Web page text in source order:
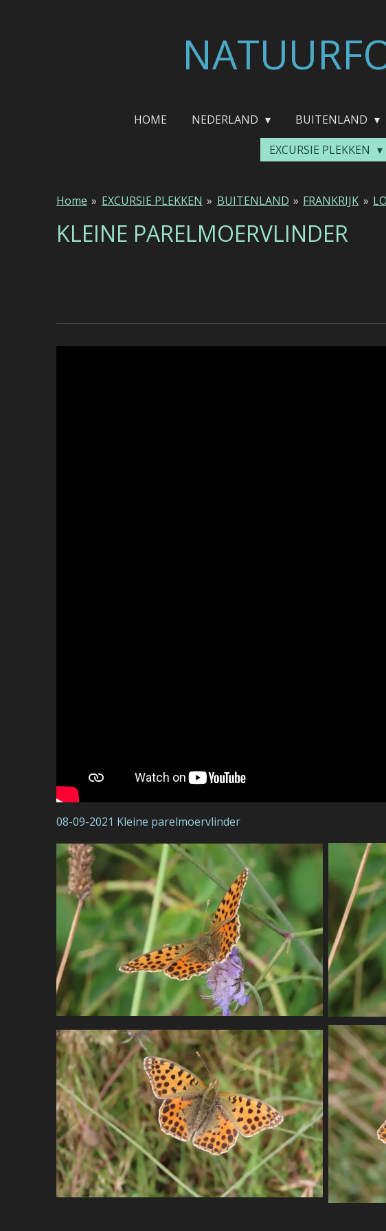
HOME NEDERLAND BUITENLAND
EXCURSIE PLEKKEN
Home » EXCURSIE PLEKKEN » BUITENLAND » FRANKRIJK »
KLEINE PARELMOERVLINDER
08-09-2021 Kleine parelmoervlinder